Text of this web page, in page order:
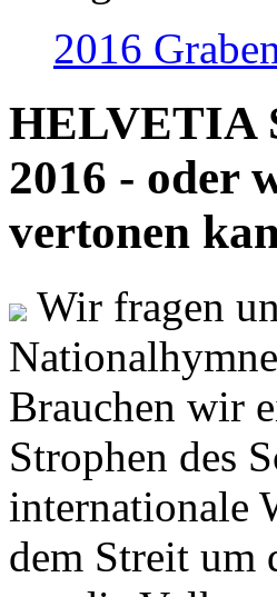
2016
HELVETIA
2016 - oder
vertonen
Wir fragen
Brauchen wir
Strophen des
internationale
dem Streit um